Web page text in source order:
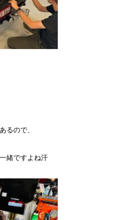
るので、
緒ですよね汗